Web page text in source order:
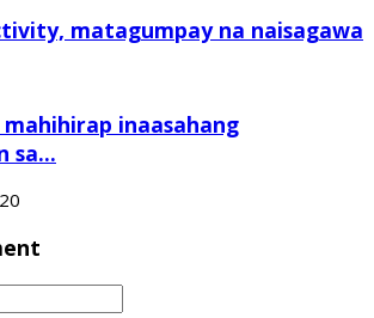
matagumpay na naisagawa
inaasahang
sa...